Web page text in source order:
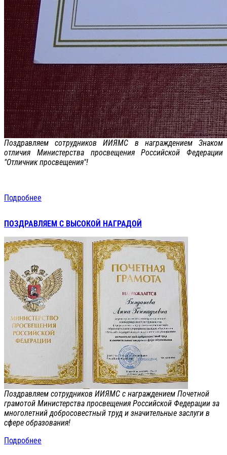
Поздравляем сотрудников ИИЯМС в награждением Знаком
отличия Министерства просвещения Российской Федерации
"Отличник просвещения"!
Подробнее
ПОЗДРАВЛЯЕМ С ВЫСОКОЙ НАГРАДОЙ
Поздравляем сотрудников ИИЯМС с награждением Почетной
грамотой Министерства просвещения Российской Федерации за
многолетний добросовестный труд и значительные заслуги в
сфере образования!
Подробнее